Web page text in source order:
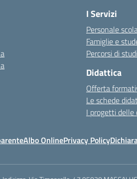
I Servizi
Personale
Famiglie e
Percorsi di
Didattica
Offerta
Le schede
I progetti delle
Albo OnlinePrivacy Policy